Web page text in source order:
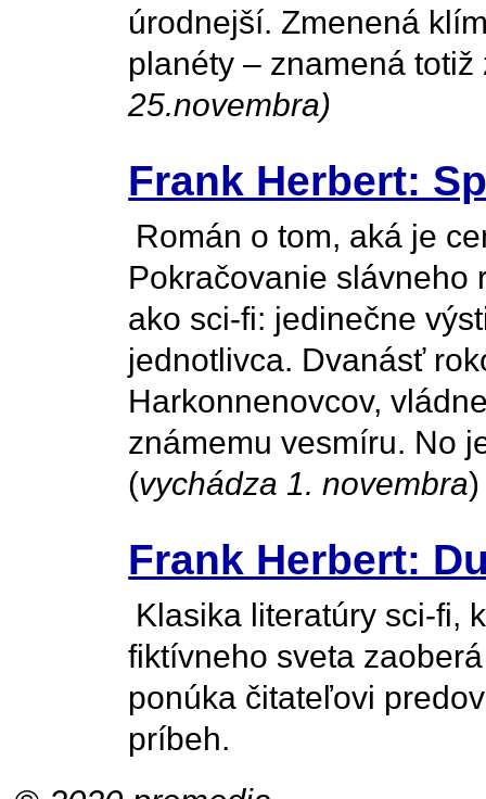
úrodnejší. Zmenená
planéty – znamená
25.novembra)
Frank Herbert:
Román o tom, aká je
Pokračovanie slávneho
ako sci-fi: jedinečne
jednotlivca. Dvanásť
Harkonnenovcov,
známemu vesmíru. No
(vychádza 1. novembra)
Frank Herbert:
Klasika literatúry sci-fi,
fiktívneho sveta
ponúka čitateľovi
príbeh.